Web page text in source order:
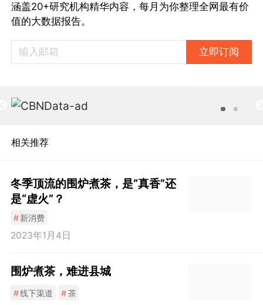
涵盖20+研究机构精华内容，每月为你整理全网最有价
值的大数据报告。
立即订阅
相关推荐
冬季顶流的围炉煮茶，是“真香”还
是“虚火”？
#新消费
2023年1月4日
围炉煮茶，难进县城
#线下渠道 #茶